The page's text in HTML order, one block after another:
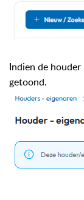
Indien de
getoond.